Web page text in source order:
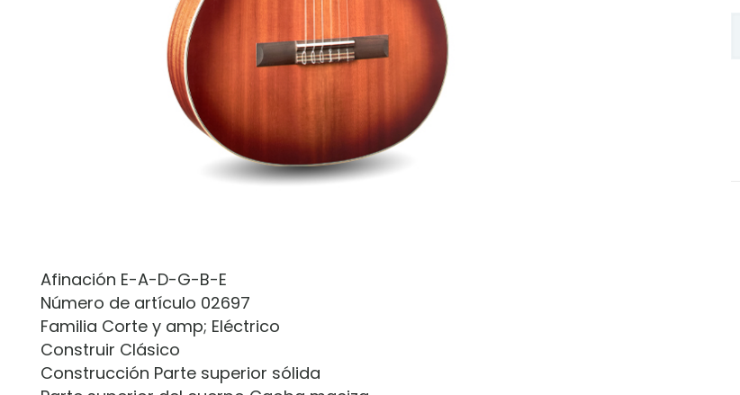
Afinación E-A-D-G-B-E
Número de artículo 02697
Familia Corte y amp; Eléctrico
Construir Clásico
Construcción Parte superior sólida